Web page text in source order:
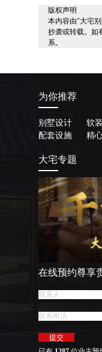
版权声明
本内容由"大宅
抄袭或转载。如
系。
为你推荐
别墅设计 软
配套设施
精
大宅专题
在线预约尊享